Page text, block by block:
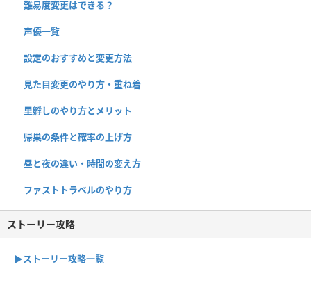
難易度変更はできる？
声優一覧
設定のおすすめと変更方法
見た目変更のやり方・重ね着
里孵しのやり方とメリット
帰巣の条件と確率の上げ方
昼と夜の違い・時間の変え方
ファストトラベルのやり方
ストーリー攻略
▶︎ストーリー攻略一覧